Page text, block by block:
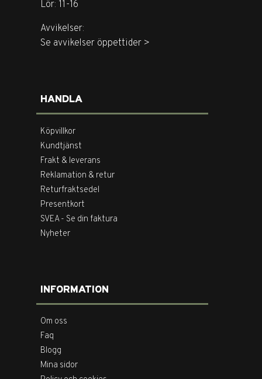
Lör: 11-16
Avvikelser:
Se avvikelser öppettider >
HANDLA
Köpvillkor
Kundtjänst
Frakt & leverans
Reklamation & retur
Returfraktsedel
Presentkort
SVEA - Se din faktura
Nyheter
INFORMATION
Om oss
Faq
Blogg
Mina sidor